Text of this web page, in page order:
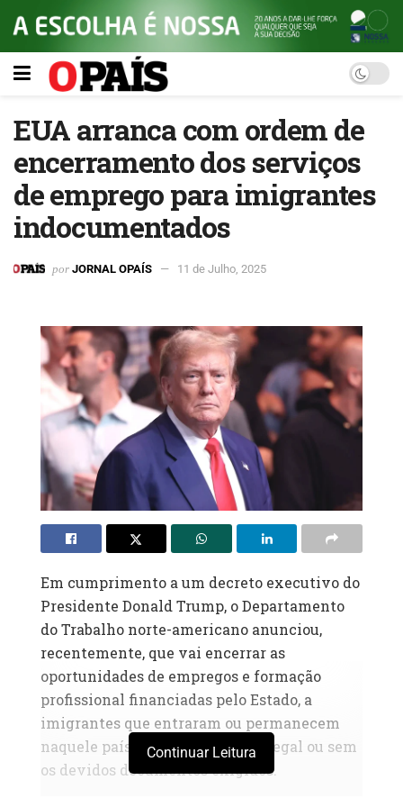
EUA arranca com ordem de
encerramento dos serviços
de emprego para imigrantes
indocumentados
por JORNAL OPAÍS 11 de Julho, 2025
Em cumprimento a um decreto executivo do
Presidente Donald Trump, o Departamento
do Trabalho norte-americano anunciou,
recentemente, que vai encerrar as
oportunidades de empregos e formação
profissional financiadas pelo Estado, a
imigrantes que entraram ou permanecem
naquele país sem a autorização legal ou sem
os devidos documentos exigidos.
Continuar Leitura